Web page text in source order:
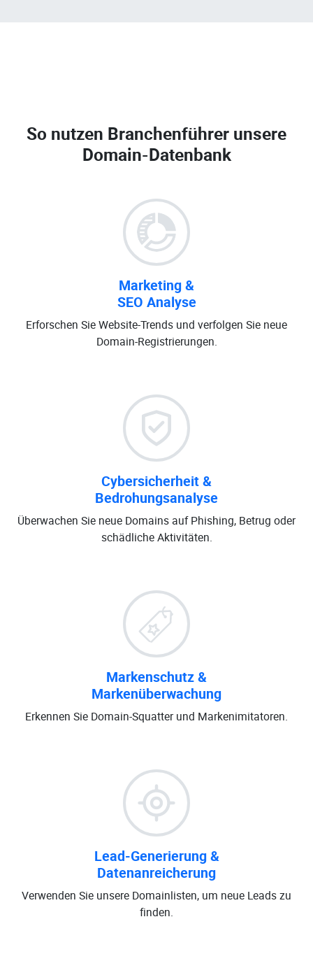
So nutzen Branchenführer unsere
Domain-Datenbank
Marketing &
SEO Analyse
Erforschen Sie Website-Trends und verfolgen Sie neue
Domain-Registrierungen.
Cybersicherheit &
Bedrohungsanalyse
Überwachen Sie neue Domains auf Phishing, Betrug oder
schädliche Aktivitäten.
Markenschutz &
Markenüberwachung
Erkennen Sie Domain-Squatter und Markenimitatoren.
Lead-Generierung &
Datenanreicherung
Verwenden Sie unsere Domainlisten, um neue Leads zu
finden.